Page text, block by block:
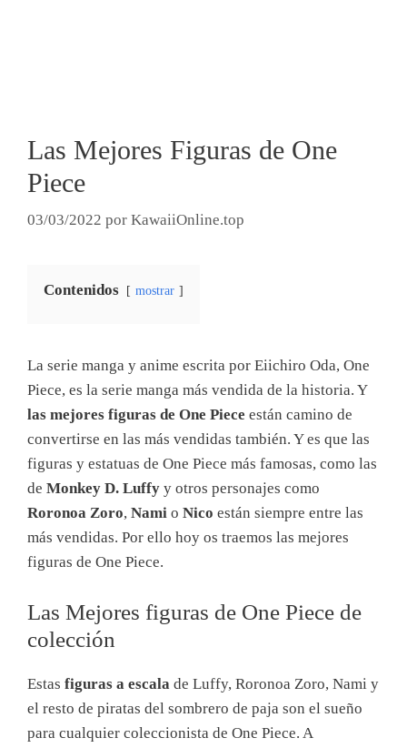
Las Mejores Figuras de One
Piece
03/03/2022 por KawaiiOnline.top
Contenidos mostrar
La serie manga y anime escrita por Eiichiro Oda, One
Piece, es la serie manga más vendida de la historia. Y
las mejores figuras de One Piece están camino de
convertirse en las más vendidas también. Y es que las
figuras y estatuas de One Piece más famosas, como las
de Monkey D. Luffy y otros personajes como
Roronoa Zoro, Nami o Nico están siempre entre las
más vendidas. Por ello hoy os traemos las mejores
figuras de One Piece.
Las Mejores figuras de One Piece de
colección
Estas figuras a escala de Luffy, Roronoa Zoro, Nami y
el resto de piratas del sombrero de paja son el sueño
para cualquier coleccionista de One Piece. A